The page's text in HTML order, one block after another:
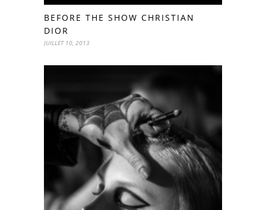
BEFORE THE SHOW CHRISTIAN
DIOR
JUILLET 10, 2013